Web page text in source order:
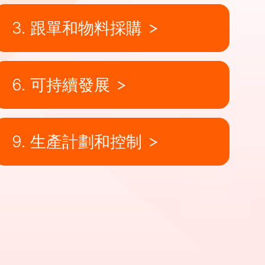
3. 跟單和物料採購
6. 可持續發展
9. 生產計劃和控制